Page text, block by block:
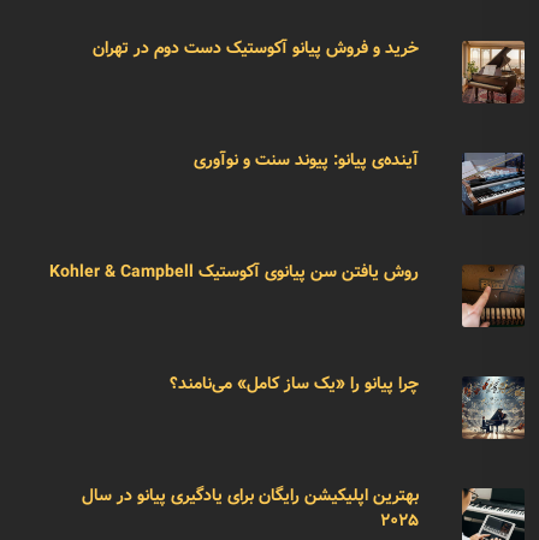
خرید و فروش پیانو آکوستیک دست دوم در تهران
آینده‌ی پیانو: پیوند سنت و نوآوری
روش یافتن سن پیانوی آکوستیک Kohler & Campbell
چرا پیانو را «یک ساز کامل» می‌نامند؟
بهترین اپلیکیشن رایگان برای یادگیری پیانو در سال
۲۰۲۵